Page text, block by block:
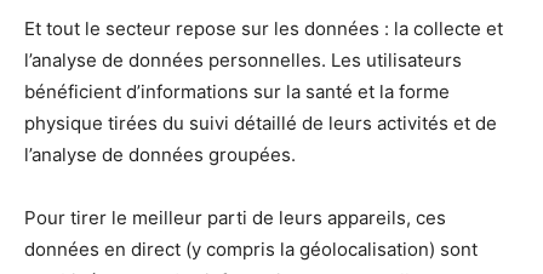
Et tout le secteur repose sur les données : la collecte et
l’analyse de données personnelles. Les utilisateurs
bénéficient d’informations sur la santé et la forme
physique tirées du suivi détaillé de leurs activités et de
l’analyse de données groupées.
Pour tirer le meilleur parti de leurs appareils, ces
données en direct (y compris la géolocalisation) sont